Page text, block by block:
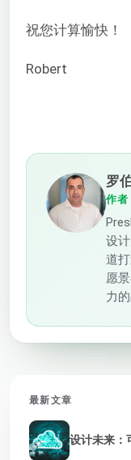
祝您计算愉快！
Robert
罗
作者
设
道
愿
力
最新文章
设计未来：